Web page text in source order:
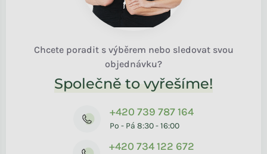
Chcete poradit s výběrem nebo sledovat svou
objednávku?
Společně to vyřešíme!
+420 739 787 164
Po - Pá 8:30 - 16:00
+420 734 122 672